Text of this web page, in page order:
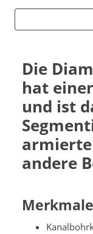
Die
hat
und ist
andere